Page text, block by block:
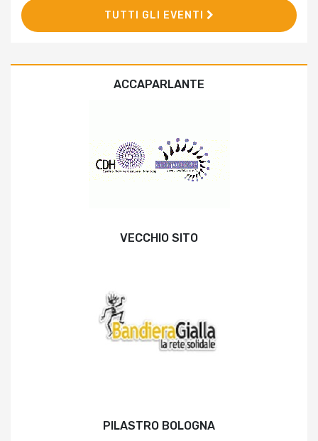
TUTTI GLI EVENTI
ACCAPARLANTE
VECCHIO SITO
PILASTRO BOLOGNA